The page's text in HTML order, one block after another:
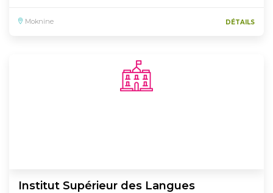
Moknine DÉTAILS
Institut Supérieur des Langues